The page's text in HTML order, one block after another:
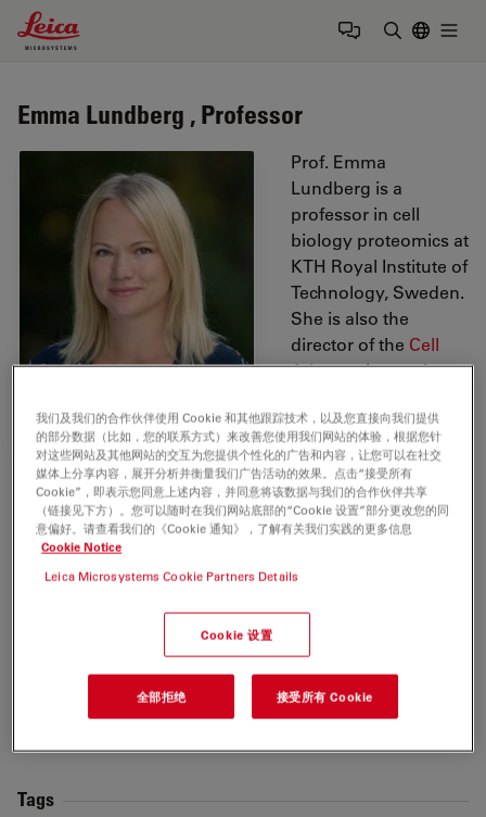
Leica Microsystems Logo
Emma Lundberg , Professor
Prof. Emma
Lundberg is a
professor in cell
biology proteomics at
KTH Royal Institute of
Technology, Sweden.
She is also the
director of the Cell
Atlas, an integral part
Human Protein Atlas
(HPA) program, an
open-source
resource for human proteome exploration. As part of
the HPA, the Cell Atlas project provides high-resolution
images of the expression and spatio-temporal
distribution of RNA and proteins in human cell lines.
(2017) of the Swedish National Association of Chemical
Engineers (SKR), awarded for her innovative research
in mapping the human proteome. She is also a
Wallenberg Academy Fellow (category technology,
Tags
我们及我们的合作伙伴使用 Cookie 和其他跟踪技术，以及您直接向我们提供
的部分数据（比如，您的联系方式）来改善您使用我们网站的体验，根据您针
对这些网站及其他网站的交互为您提供个性化的广告和内容，让您可以在社交
媒体上分享内容，展开分析并衡量我们广告活动的效果。点击“接受所有
Cookie”，即表示您同意上述内容，并同意将该数据与我们的合作伙伴共享
（链接见下方）。您可以随时在我们网站底部的“Cookie 设置”部分更改您的同
意偏好。请查看我们的《Cookie 通知》，了解有关我们实践的更多信息
Cookie Notice
Leica Microsystems Cookie Partners Details
Cookie 设置
全部拒绝 接受所有 Cookie